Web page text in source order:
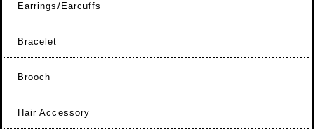
Earrings/Earcuffs
Bracelet
Brooch
Hair Accessory